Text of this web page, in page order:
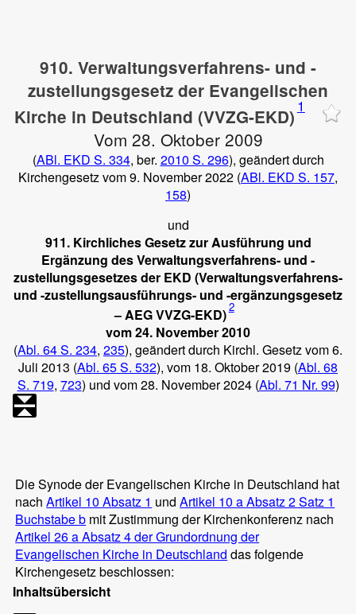
910. Verwaltungsverfahrens- und -
zustellungsgesetz der Evangelischen
Kirche in Deutschland (VVZG-EKD) 1
Vom 28. Oktober 2009
(ABl. EKD S. 334, ber. 2010 S. 296), geändert durch
Kirchengesetz vom 9. November 2022 (ABl. EKD S. 157,
158)
und
911. Kirchliches Gesetz zur Ausführung und
Ergänzung des Verwaltungsverfahrens- und -
zustellungsgesetzes der EKD (Verwaltungsverfahrens-
und -zustellungsausführungs- und -ergänzungsgesetz
– AEG VVZG-EKD)2
vom 24. November 2010
(Abl. 64 S. 234, 235), geändert durch Kirchl. Gesetz vom 6.
Juli 2013 (Abl. 65 S. 532), vom 18. Oktober 2019 (Abl. 68
S. 719, 723) und vom 28. November 2024 (Abl. 71 Nr. 99)
Die Synode der Evangelischen Kirche in Deutschland hat
nachArtikel 10 Absatz 1 undArtikel 10 a Absatz 2 Satz 1
Buchstabe b mit Zustimmung der Kirchenkonferenz nach
Artikel 26 a Absatz 4 der Grundordnung der
Evangelischen Kirche in Deutschland das folgende
Kirchengesetz beschlossen:
Inhaltsübersicht